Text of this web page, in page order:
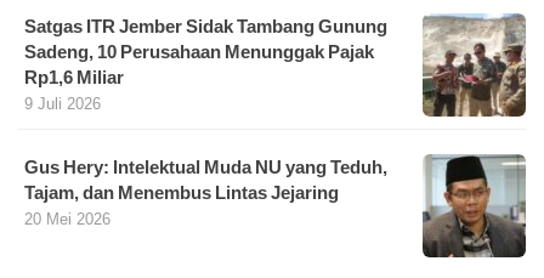
Satgas ITR Jember Sidak Tambang Gunung
Sadeng, 10 Perusahaan Menunggak Pajak
Rp1,6 Miliar
9 Juli 2026
Gus Hery: Intelektual Muda NU yang Teduh,
Tajam, dan Menembus Lintas Jejaring
20 Mei 2026